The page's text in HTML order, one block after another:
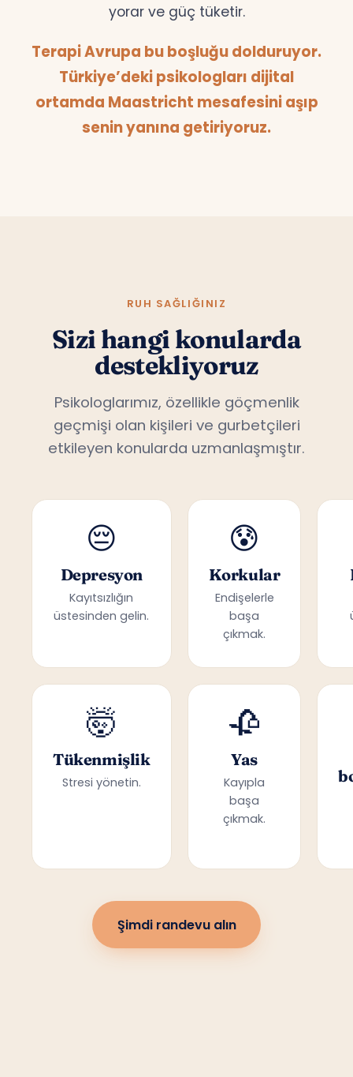
yorar ve güç tüketir.
Terapi Avrupa bu boşluğu dolduruyor.
Türkiye’deki psikologları dijital
ortamda Maastricht mesafesini aşıp
senin yanına getiriyoruz.
RUH SAĞLIĞINIZ
Sizi hangi konularda
destekliyoruz
Psikologlarımız, özellikle göçmenlik
geçmişi olan kişileri ve gurbetçileri
etkileyen konularda uzmanlaşmıştır.
😔
Depresyon
Kayıtsızlığın
üstesinden gelin.
😰
Korkular
Endişelerle
başa
çıkmak.
🤯
Tükenmişlik
Stresi yönetin.
🥀
Yas
Kayıpla
başa
çıkmak.
Şimdi randevu alın